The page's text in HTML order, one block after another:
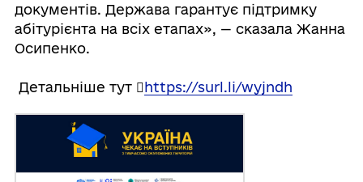
документів. Держава гарантує підтримку
абітурієнта на всіх етапах», — сказала Жанна
Осипенко.
Детальніше тут https://surl.li/wyjndh